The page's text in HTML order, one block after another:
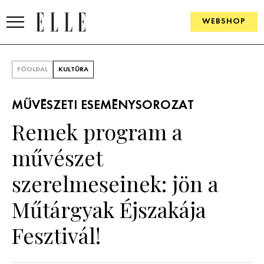
WEBSHOP
SZÉPSÉG
PSZICHÉ
ÉLETMÓD
FŐOLDAL KULTÚRA
MŰVÉSZETI ESEMÉNYSOROZAT
Remek program a
művészet
szerelmeseinek: jön a
Műtárgyak Éjszakája
Fesztivál!